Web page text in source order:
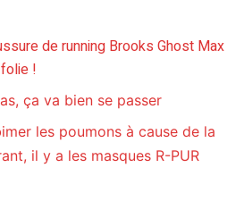
de running Brooks Ghost Max
!
ça va bien se passer
les poumons à cause de la
il y a les masques R-PUR